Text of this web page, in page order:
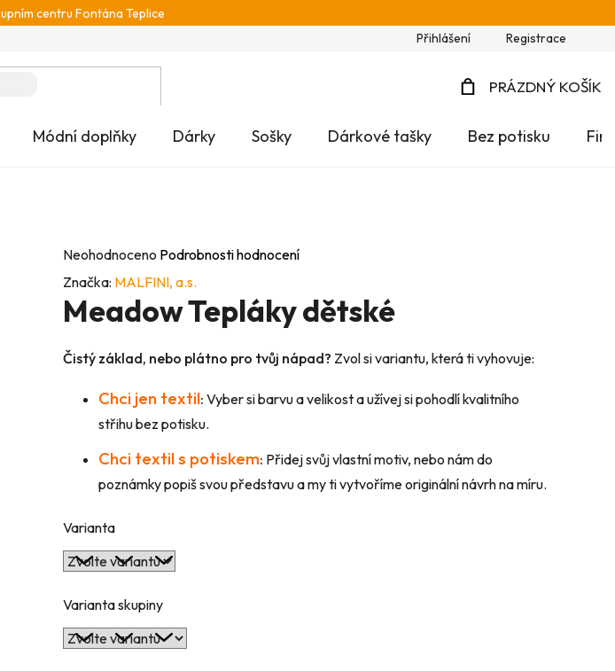
centru Fontána Teplice
Přihlášení Registrace
PRÁZDNÝ KOŠÍK
Módní doplňky Dárky Sošky Dárkové tašky Bez potisku
Průměrné
hodnocení
produktu
je
0,0
hvězdiček.
Neohodnoceno Podrobnosti hodnocení
Značka: MALFINI, a.s.
Meadow Tepláky dětské
Čistý základ, nebo plátno pro tvůj nápad? Zvol si variantu, která ti vyhovuje:
Chci jen textil: Vyber si barvu a velikost a užívej si pohodlí kvalitního
střihu bez potisku.
Chci textil s potiskem: Přidej svůj vlastní motiv, nebo nám do
poznámky popiš svou představu a my ti vytvoříme originální návrh na míru.
Varianta
Varianta skupiny